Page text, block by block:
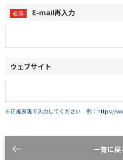
E-mail再入力
ウェブサイト
※正規表現で入力してください 例：https://
一覧に戻